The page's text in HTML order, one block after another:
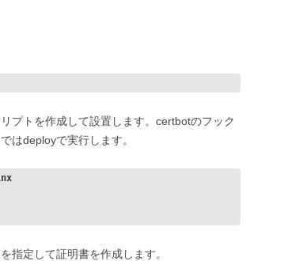
プトを作成して設置します。certbotのフック
はdeployで実行します。
指定して証明書を作成します。